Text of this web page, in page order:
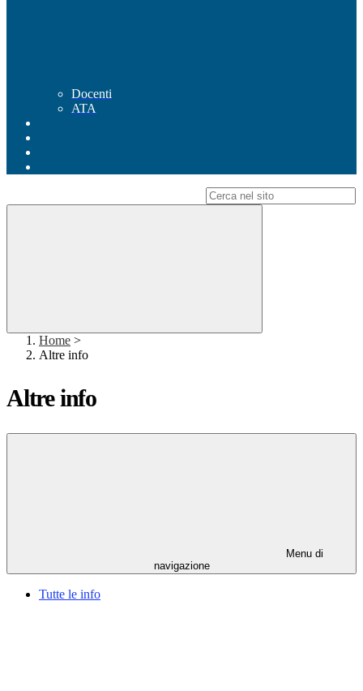
Docenti
ATA
Home >
Altre info
Altre info
Menu di
navigazione
Tutte le info